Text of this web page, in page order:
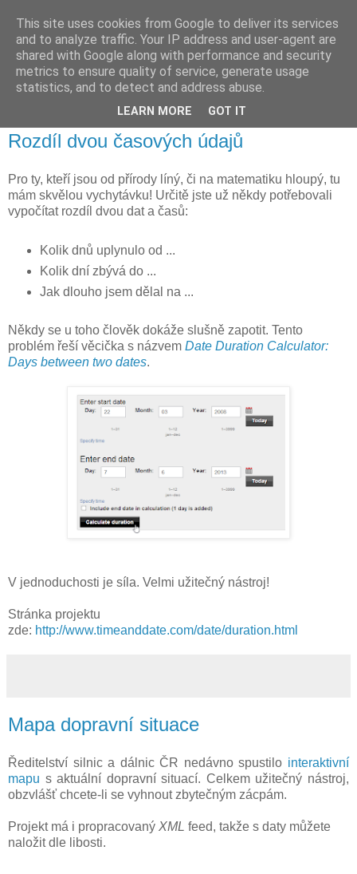
Jirkův zápisník
Občas narazím na něco zajímavého, tak se s tím podělím i
Rozdíl dvou časových údajů
Pro ty, kteří jsou od přírody líný, či na matematiku hloupý, tu
mám skvělou vychytávku! Určitě jste už někdy potřebovali
vypočítat rozdíl dvou dat a časů:
Kolik dnů uplynulo od ...
Kolik dní zbývá do ...
Jak dlouho jsem dělal na ...
Někdy se u toho člověk dokáže slušně zapotit. Tento
problém řeší věcička s názvem Date Duration Calculator:
Days between two dates.
V jednoduchosti je síla. Velmi užitečný nástroj!
Stránka projektu
zde: http://www.timeanddate.com/date/duration.html
Mapa dopravní situace
Ředitelství silnic a dálnic ČR nedávno spustilo interaktivní
mapu s aktuální dopravní situací. Celkem užitečný nástroj,
obzvlášť chcete-li se vyhnout zbytečným zácpám.
Projekt má i propracovaný XML feed, takže s daty můžete
naložit dle libosti.
This site uses cookies from Google to deliver its services
and to analyze traffic. Your IP address and user-agent are
shared with Google along with performance and security
metrics to ensure quality of service, generate usage
statistics, and to detect and address abuse.
LEARN MORE GOT IT